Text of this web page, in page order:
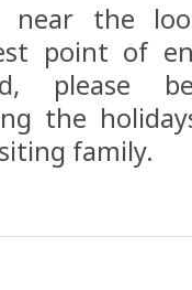
near the
point of
please
the
family.